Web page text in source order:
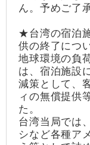
ん。予めご了
★台湾の宿泊
供の終了につ
地球環境の負
は、宿泊施設
減策として、
ィの無償提供
た。
台湾当局では
シなど各種ア